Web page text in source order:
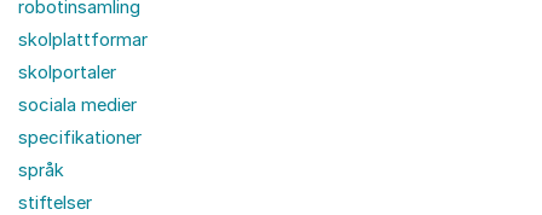
robotinsamling
skolplattformar
skolportaler
sociala medier
specifikationer
språk
stiftelser